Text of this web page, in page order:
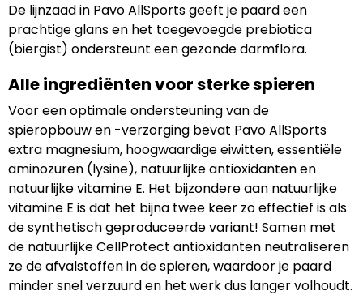
De lijnzaad in Pavo AllSports geeft je paard een
prachtige glans en het toegevoegde prebiotica
(biergist) ondersteunt een gezonde darmflora.
Alle ingrediënten voor sterke spieren
Voor een optimale ondersteuning van de
spieropbouw en -verzorging bevat Pavo AllSports
extra magnesium, hoogwaardige eiwitten, essentiële
aminozuren (lysine), natuurlijke antioxidanten en
natuurlijke vitamine E. Het bijzondere aan natuurlijke
vitamine E is dat het bijna twee keer zo effectief is als
de synthetisch geproduceerde variant! Samen met
de natuurlijke CellProtect antioxidanten neutraliseren
ze de afvalstoffen in de spieren, waardoor je paard
minder snel verzuurd en het werk dus langer volhoudt.